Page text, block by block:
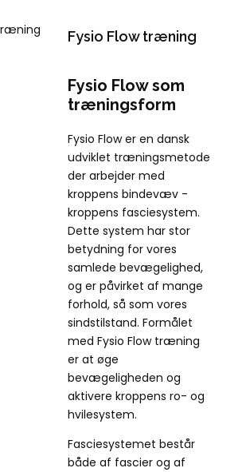
Fysio Flow træning
Fysio Flow som
træningsform
Fysio Flow er en dansk
udviklet træningsmetode
der arbejder med
kroppens bindevæv -
kroppens fasciesystem.
Dette system har stor
betydning for vores
samlede bevægelighed,
og er påvirket af mange
forhold, så som vores
sindstilstand. Formålet
med Fysio Flow træning
er at øge
bevægeligheden og
aktivere kroppens ro- og
hvilesystem.
Fasciesystemet består
både af fascier og af